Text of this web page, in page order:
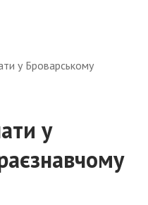
у Броварському
у